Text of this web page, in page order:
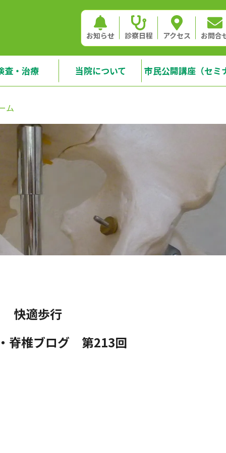
お知らせ 診察日程 アクセス お問合
査・治療 当院について 市民公開講座（セミ
ム
快適歩行
脊椎ブログ 第213回